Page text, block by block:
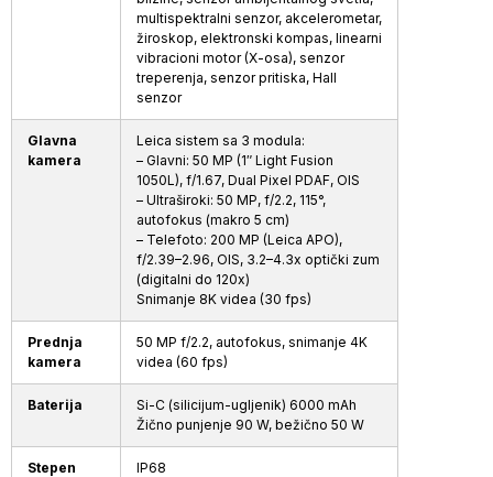
multispektralni senzor, akcelerometar,
žiroskop, elektronski kompas, linearni
vibracioni motor (X-osa), senzor
treperenja, senzor pritiska, Hall
senzor
Glavna
kamera
Leica sistem sa 3 modula:
– Glavni: 50 MP (1″ Light Fusion
1050L), f/1.67, Dual Pixel PDAF, OIS
– Ultraširoki: 50 MP, f/2.2, 115°,
autofokus (makro 5 cm)
– Telefoto: 200 MP (Leica APO),
f/2.39–2.96, OIS, 3.2–4.3x optički zum
(digitalni do 120x)
Snimanje 8K videa (30 fps)
Prednja
kamera
50 MP f/2.2, autofokus, snimanje 4K
videa (60 fps)
Baterija
Si-C (silicijum-ugljenik) 6000 mAh
Žično punjenje 90 W, bežično 50 W
Stepen
IP68